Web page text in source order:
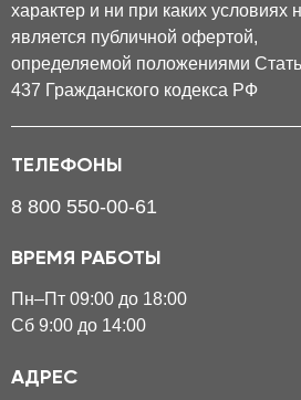
характер и ни при каких условиях
является публичной офертой,
определяемой положениями
437 Гражданского кодекса РФ
ТЕЛЕФОНЫ
8 800 550-00-61
ВРЕМЯ РАБОТЫ
Пн–Пт 09:00 до 18:00
Сб 9:00 до 14:00
АДРЕС